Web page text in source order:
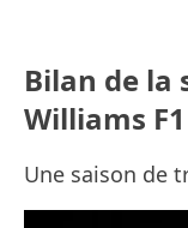
Bilan de la
Williams F1
Une saison de